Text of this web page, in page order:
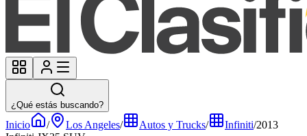
¿Qué estás buscando?
Inicio / Los Angeles/ Autos y Trucks/ Infiniti/2013